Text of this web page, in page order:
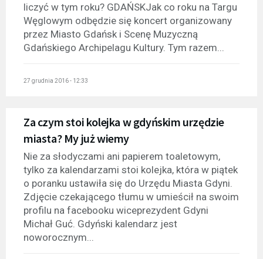
liczyć w tym roku? GDAŃSKJak co roku na Targu
Węglowym odbędzie się koncert organizowany
przez Miasto Gdańsk i Scenę Muzyczną
Gdańskiego Archipelagu Kultury. Tym razem...
27 grudnia 2016 - 12:33
Za czym stoi kolejka w gdyńskim urzędzie
miasta? My już wiemy
Nie za słodyczami ani papierem toaletowym,
tylko za kalendarzami stoi kolejka, która w piątek
o poranku ustawiła się do Urzędu Miasta Gdyni.
Zdjęcie czekającego tłumu w umieścił na swoim
profilu na facebooku wiceprezydent Gdyni
Michał Guć. Gdyński kalendarz jest
noworocznym...